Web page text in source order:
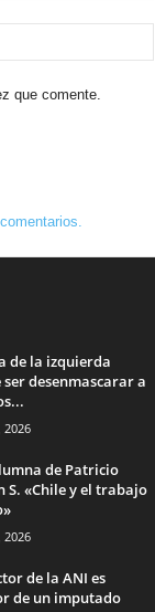
que comente.
de la izquierda
ser desenmascarar a
2026
de Patricio
S. «Chile y el trabajo
2026
de la ANI es
de un imputado